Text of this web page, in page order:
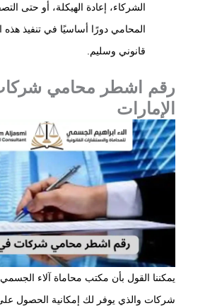
الشركاء، إعادة الهيكلة، أو حتى
المحامي دورًا أساسيًا في تنفيذ
قانوني وسليم.
رقم اشطر محامي
الإمارات
يمكننا القول بأن مكتب محاماة آلاء
شركات والذي يوفر لك إمكانية الحصول